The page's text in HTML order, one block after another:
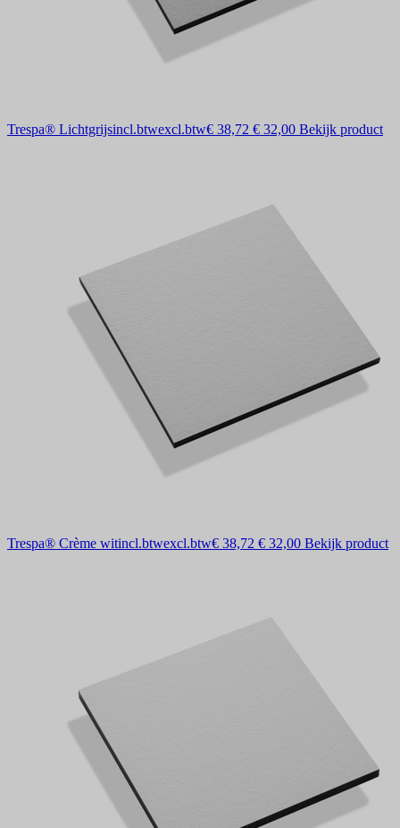
Trespa® Lichtgrijsincl.btwexcl.btw€ 38,72 € 32,00 Bekijk product
Trespa® Crème witincl.btwexcl.btw€ 38,72 € 32,00 Bekijk product